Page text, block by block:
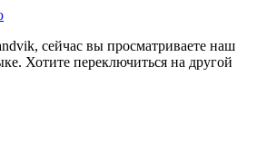
сейчас вы просматриваете наш
Хотите переключиться на другой